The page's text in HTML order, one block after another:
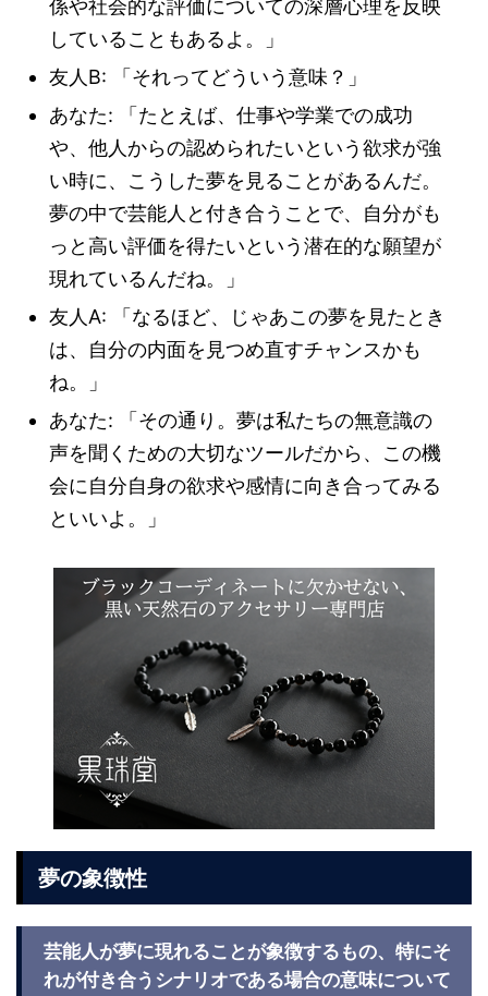
係や社会的な評価についての深層心理を反映
していることもあるよ。」
友人B: 「それってどういう意味？」
あなた: 「たとえば、仕事や学業での成功
や、他人からの認められたいという欲求が強
い時に、こうした夢を見ることがあるんだ。
夢の中で芸能人と付き合うことで、自分がも
っと高い評価を得たいという潜在的な願望が
現れているんだね。」
友人A: 「なるほど、じゃあこの夢を見たとき
は、自分の内面を見つめ直すチャンスかも
ね。」
あなた: 「その通り。夢は私たちの無意識の
声を聞くための大切なツールだから、この機
会に自分自身の欲求や感情に向き合ってみる
といいよ。」
夢の象徴性
芸能人が夢に現れることが象徴するもの、特にそ
れが付き合うシナリオである場合の意味について